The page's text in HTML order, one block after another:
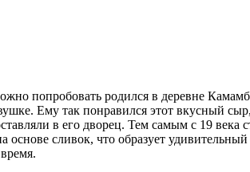
попробовать родился в деревне
Ему так понравился этот вкусный
в его дворец. Тем самым с 19
сливок, что образует